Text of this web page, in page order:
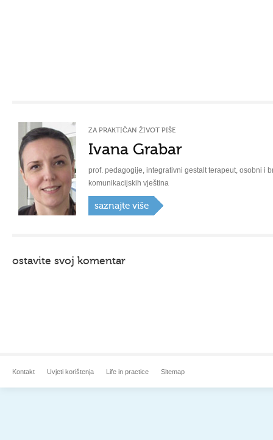
ZA PRAKTIČAN ŽIVOT PIŠE
Ivana Grabar
prof. pedagogije, integrativni gestalt terapeut, osobni i
komunikacijskih vještina
saznajte više
ostavite svoj komentar
Kontakt Uvjeti korištenja Life in practice Sitemap